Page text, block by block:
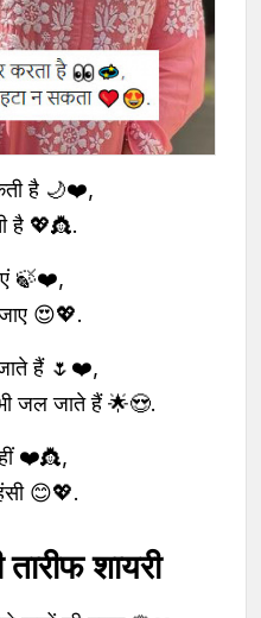
है 🌙❤️,
है 💖👸.
🍃❤️,
😍💖.
हैं 🌷❤️,
जल जाते हैं 🌟😍.
❤️👸,
😊💖.
शायरी